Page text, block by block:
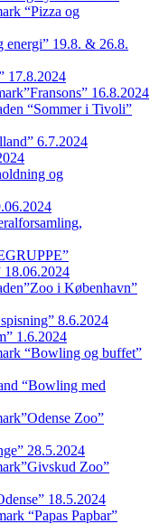
“Pizza og
energi” 19.8. & 26.8.
17.8.2024
16.8.2024
“Sommer i Tivoli”
6.7.2024
og
18.06.2024
i København”
8.6.2024
1.6.2024
“Bowling og buffet”
“Bowling med
Zoo”
28.5.2024
Zoo”
18.5.2024
“Papas Papbar”